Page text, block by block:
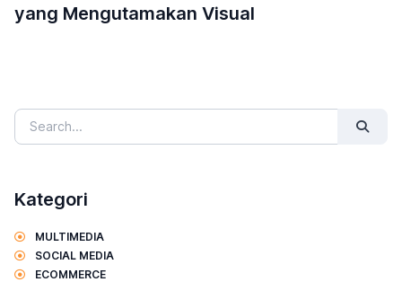
Kategori
MULTIMEDIA
SOCIAL MEDIA
ECOMMERCE